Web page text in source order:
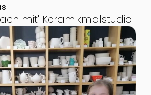
mit' Keramikmalstudio
Ferienwochen im Mach mit'